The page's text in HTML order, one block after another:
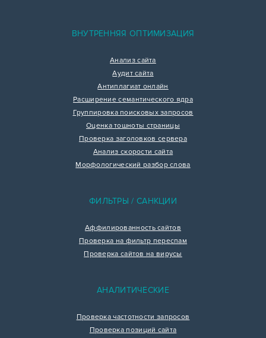
ВНУТРЕННЯЯ ОПТИМИЗАЦИЯ
Анализ сайта
Аудит сайта
Антиплагиат онлайн
Расширение семантического ядра
Группировка поисковых запросов
Оценка тошноты страницы
Проверка заголовков сервера
Анализ скорости сайта
Морфологический разбор слова
ФИЛЬТРЫ / САНКЦИИ
Аффилированность сайтов
Проверка на фильтр переспам
Проверка сайтов на вирусы
АНАЛИТИЧЕСКИЕ
Проверка частотности запросов
Проверка позиций сайта